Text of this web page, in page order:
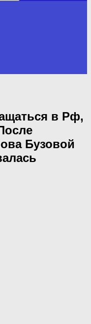
в Рф,
Бузовой